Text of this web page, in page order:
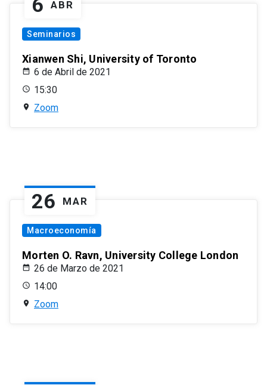
6 ABR
Seminarios
Xianwen Shi, University of Toronto
6 de Abril de 2021
15:30
Zoom
26 MAR
Macroeconomía
Morten O. Ravn, University College London
26 de Marzo de 2021
14:00
Zoom